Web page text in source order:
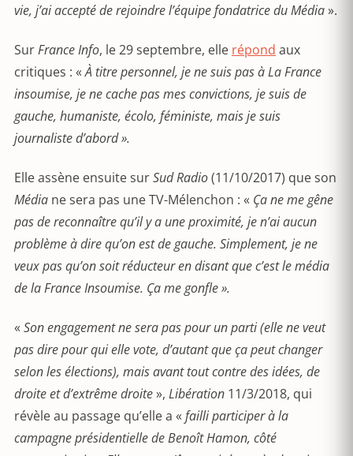
vie, j’ai accepté de rejoindre l’équipe fondatrice du Média».
SurFrance Info, le 29 septembre, elle répond aux
critiques : «À titre personnel, je ne suis pas à La France
insoumise, je ne cache pas mes convictions, je suis de
gauche, humaniste, écolo, féministe, mais je suis
journaliste d’abord ».
Elle assène ensuite surSud Radio(11/10/2017) que son
Média ne sera pas une TV-Mélenchon : « Ça ne me gêne
pas de reconnaître qu’il y a une proximité, je n’ai aucun
problème à dire qu’on est de gauche. Simplement, je ne
veux pas qu’on soit réducteur en disant que c’est le média
de la France Insoumise. Ça me gonfle ».
« Son engagement ne sera pas pour un parti (elle ne veut
pas dire pour qui elle vote, d’autant que ça peut changer
selon les élections), mais avant tout contre des idées, de
droite et d’extrême droite», Libération 11/3/2018, qui
révèle au passage qu’elle a « failli participer à la
campagne présidentielle de Benoît Hamon, côté